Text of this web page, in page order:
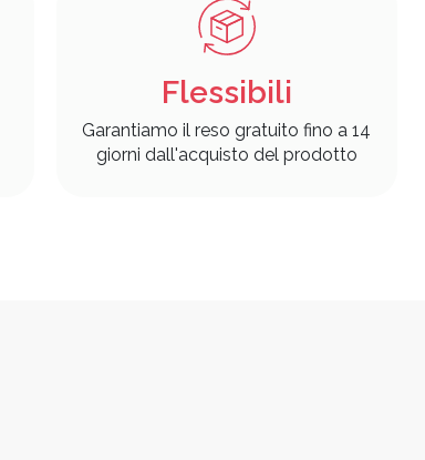
Flessibili
Garantiamo il reso gratuito fino a 14
giorni dall'acquisto del prodotto